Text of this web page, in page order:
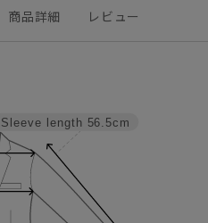
商品詳細 レビュー
Sleeve length 56.5cm